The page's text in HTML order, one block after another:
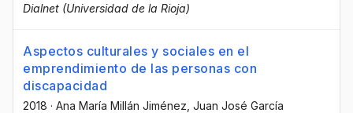
Dialnet (Universidad de la Rioja)
Aspectos culturales y sociales en el
emprendimiento de las personas con
discapacidad
2018 · Ana María Millán Jiménez , Juan José García